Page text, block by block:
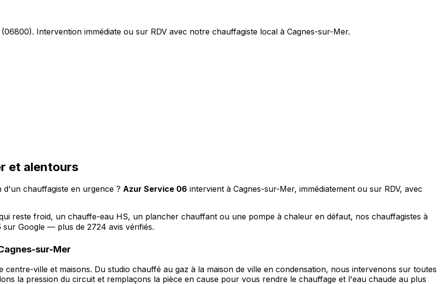
Intervention immédiate ou sur RDV avec notre chauffagiste local à Cagnes-sur-Mer.
et alentours
d'un chauffagiste en urgence ? Azur Service 06 intervient à Cagnes-sur-Mer, immédiatement ou sur RDV, avec
reste froid, un chauffe-eau HS, un plancher chauffant ou une pompe à chaleur en défaut, nos chauffagistes à
sur Google — plus de 2724 avis vérifiés.
sur-Mer
ville et maisons. Du studio chauffé au gaz à la maison de ville en condensation, nous intervenons sur toutes
la pression du circuit et remplaçons la pièce en cause pour vous rendre le chauffage et l'eau chaude au plus